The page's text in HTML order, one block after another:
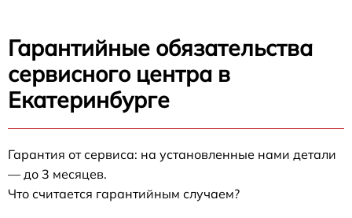
Гарантийные обязательства
сервисного центра в
Екатеринбурге
Гарантия от сервиса: на установленные нами детали
— до 3 месяцев.
Что считается гарантийным случаем?